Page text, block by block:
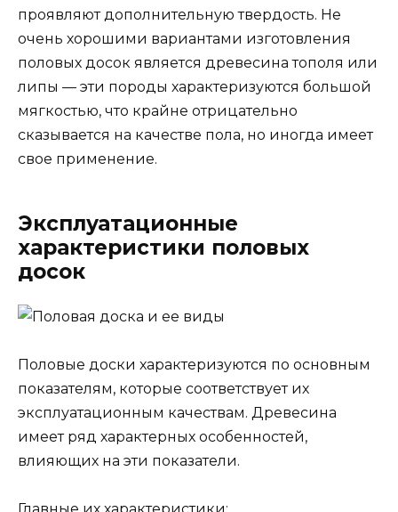
проявляют дополнительную твердость. Не
очень хорошими вариантами изготовления
половых досок является древесина тополя или
липы — эти породы характеризуются большой
мягкостью, что крайне отрицательно
сказывается на качестве пола, но иногда имеет
свое применение.
Эксплуатационные
характеристики половых
досок
Половые доски характеризуются по основным
показателям, которые соответствует их
эксплуатационным качествам. Древесина
имеет ряд характерных особенностей,
влияющих на эти показатели.